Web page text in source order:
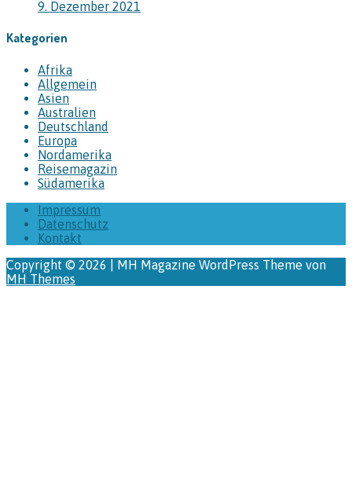
9. Dezember 2021
Kategorien
Afrika
Allgemein
Asien
Australien
Deutschland
Europa
Nordamerika
Reisemagazin
Südamerika
Impressum
Datenschutz
Kontakt
Copyright © 2026 | MH Magazine WordPress Theme von
MH Themes